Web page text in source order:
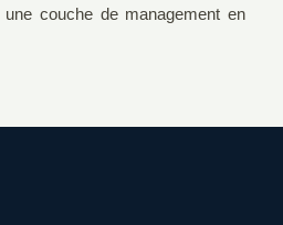
couche de management en